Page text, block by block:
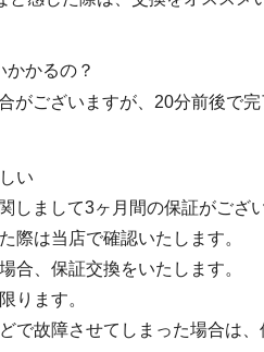
かかるの？
がございますが、20分前後で完
い
しまして3ヶ月間の保証がござい
際は当店で確認いたします。
合、保証交換をいたします。
ります。
で故障させてしまった場合は、